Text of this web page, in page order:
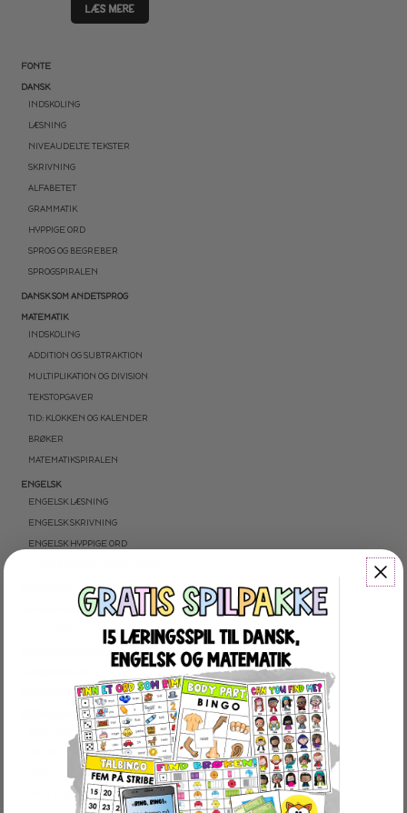
FONTE
DANSK
INDSKOLING
LÆSNING
NIVEAUDELTE TEKSTER
SKRIVNING
ALFABETET
GRAMMATIK
HYPPIGE ORD
SPROG OG BEGREBER
SPROGSPIRALEN
DANSK SOM ANDETSPROG
MATEMATIK
INDSKOLING
ADDITION OG SUBTRAKTION
MULTIPLIKATION OG DIVISION
TEKSTOPGAVER
TID: KLOKKEN OG KALENDER
BRØKER
MATEMATIKSPIRALEN
ENGELSK
ENGELSK LÆSNING
ENGELSK SKRIVNING
ENGELSK HYPPIGE ORD
LÆRERVERKTØJ
KLASSERUMSOPPHÆNG
SAMLEPAKKER
SÆSON OG HØJTIDER
OLYMPISKE VINTERLEGE
100 SKOLEDAGE
VM I FODBOLD
LÆS MERE